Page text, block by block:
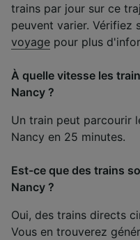
trains par jour sur ce
peuvent varier. Vérifiez
voyage pour plus
À quelle vitesse les
Nancy ?
Un train peut parcourir
Nancy en 25 minutes.
Est-ce que des trains
Nancy ?
Oui, des trains directs
Vous en trouverez